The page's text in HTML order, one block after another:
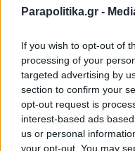
Parapolitika.gr -
If you wish to opt-out of
processing of your
targeted advertising by
section to confirm your
opt-out request is
interest-based ads
us or personal
your opt-out. You may
εντοπίστηκε ξανά
χώρος.
TAGS:
#Υπουργείο Πολιτισμού